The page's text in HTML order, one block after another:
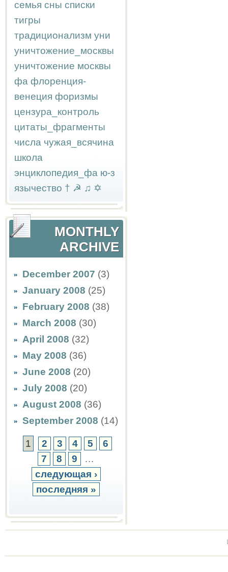
семья сны списки
тигры
традиционализм уни
уничтожение_москвы
уничтожение москвы
фа флоренция-
венеция форизмы
цензура_контроль
цитаты_фрагменты
числа чужая_всячина
школа
энциклопедия_фа ю-з
язычество † ☭ ♫ ✡
MONTHLY
ARCHIVE
December 2007 (3)
January 2008 (25)
February 2008 (38)
March 2008 (30)
April 2008 (32)
May 2008 (36)
June 2008 (20)
July 2008 (20)
August 2008 (36)
September 2008 (14)
1 2 3 4 5
6
7
8 9
…
следующая ›
последняя »